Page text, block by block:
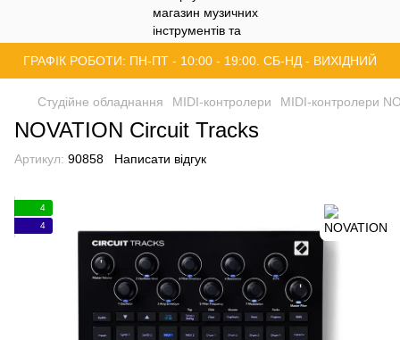
ГРАФІК РОБОТИ: ПН-ПТ - 10:00 - 19:00. СБ-НД - ВИХІДНИЙ
Студійне обладнання MIDI-контролери MIDI-контролери
NOVATION Circuit Tracks
Артикул: 90858 Написати відгук
4
4